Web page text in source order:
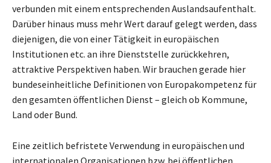
verbunden mit einem entsprechenden Auslandsaufenthalt.
Darüber hinaus muss mehr Wert darauf gelegt werden, dass
diejenigen, die von einer Tätigkeit in europäischen
Institutionen etc. an ihre Dienststelle zurückkehren,
attraktive Perspektiven haben. Wir brauchen gerade hier
bundeseinheitliche Definitionen von Europakompetenz für
den gesamten öffentlichen Dienst – gleich ob Kommune,
Land oder Bund.
Eine zeitlich befristete Verwendung in europäischen und
internationalen Organisationen bzw. bei öffentlichen